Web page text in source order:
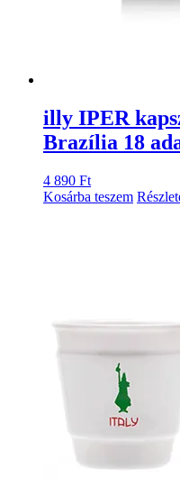
illy IPER
Brazília 18
4 890 Ft
Kosárba teszem